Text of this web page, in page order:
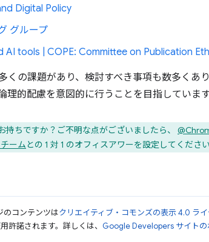
Digital Policy
グループ
AI tools | COPE: Committee on Publication
くの課題があり、検討すべき事項も数多くあ
理的配慮を意図的に行うことを目指しています
持ちですか？ご不明な点がございましたら、
ームとの 1 対 1 のオフィスアワーを設定してください
のコンテンツはクリエイティブ・コモンズの表示 4.0 ラ
許諾されます。詳しくは、 Google Developers サイトの